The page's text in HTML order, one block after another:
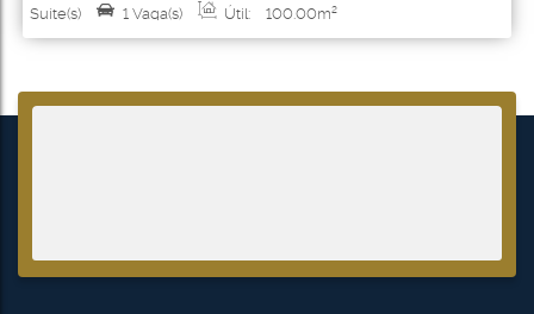
Suíte(s)
1 Vaga(s) Útil: 100.00m²